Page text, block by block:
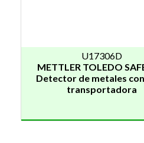
U17306D
METTLER TOLEDO
Detector de metales
transportadora